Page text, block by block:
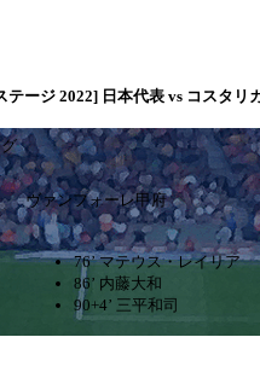
ージ 2022] 日本代表 vs コスタリ
ヴァンフォーレ甲府
76’ マテウス・レイリア
86’ 内藤大和
90+4’ 三平和司